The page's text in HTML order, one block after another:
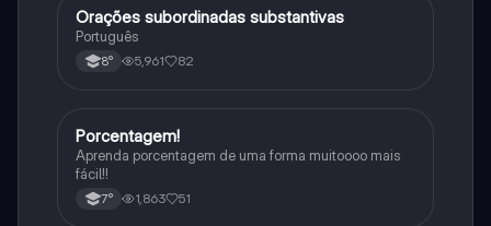
Português
Orações subordinadas substantivas
Português
8° 5,961 82
Matematica
Porcentagem!
Aprenda porcentagem de uma forma muitoooo mais
fácil!!
7° 1,863 51